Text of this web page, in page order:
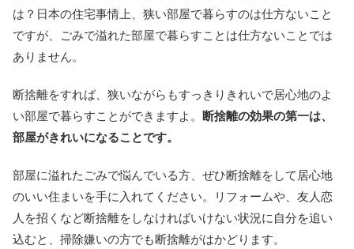
は？日本の住宅事情上、狭い部屋で暮らすのは仕方ないこと
ですが、ごみで溢れた部屋で暮らすことは仕方ないことでは
ありません。
断捨離をすれば、狭いながらもすっきりきれいで居心地のよ
い部屋で暮らすことができますよ。
断捨離の効果の第一は、
部屋がきれいになることです。
部屋に溢れたごみで悩んでいる方、ぜひ断捨離をして居心地
のいい住まいを手に入れてください。リフォームや、友人恋
人を招くなど断捨離をしなければいけない状況に自分を追い
込むと、掃除嫌いの方でも断捨離がはかどります。